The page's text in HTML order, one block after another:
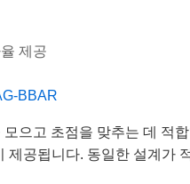
제공
BBAR
으고 초점을 맞추는 데 적
공됩니다. 동일한 설계가